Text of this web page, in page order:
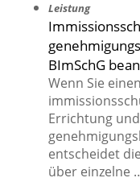
Leistung
BImSchG
Wenn Sie
Errichtung
entscheidet
über einzelne